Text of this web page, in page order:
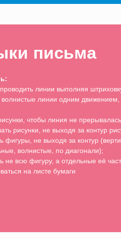
письма
линии выполняя
волнистые линии одним
чтобы линия не
рисунки, не выходя за контур
фигуры, не выходя за контур
волнистые, по диагонали);
не всю фигуру, а отдельные её
на листе бумаги